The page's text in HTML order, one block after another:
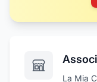
La Mia